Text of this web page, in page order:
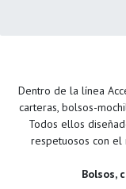
Dentro de la línea
carteras, bolsos-
Todos ellos
respetuosos con el
Bolsos,